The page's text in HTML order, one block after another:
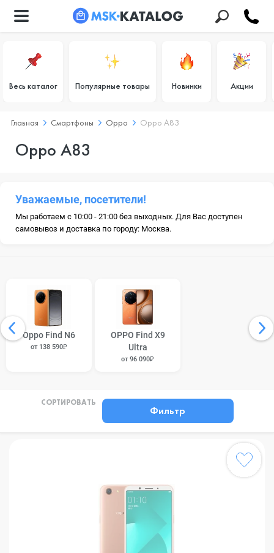
Весь каталог Популярные товары Новинки Акции
Главная Смартфоны Oppo Oppo A83
Oppo A83
Уважаемые, посетители!
Мы работаем с 10:00 - 21:00 без выходных. Для Вас доступен
самовывоз и доставка по городу: Москва.
Oppo Find N6
от 138 590₽
OPPO Find X9
Ultra
от 96 090₽
СОРТИРОВАТЬ
Фильтр